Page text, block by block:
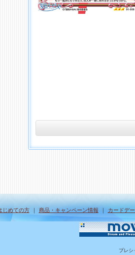
じめての方｜ 商品・キャンペーン情報 ｜ カードデ
プレシ